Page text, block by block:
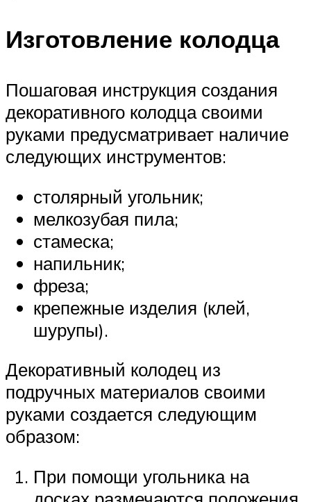
Изготовление колодца
Пошаговая инструкция создания
декоративного колодца своими
руками предусматривает наличие
следующих инструментов:
столярный угольник;
мелкозубая пила;
стамеска;
напильник;
фреза;
крепежные изделия (клей,
шурупы).
Декоративный колодец из
подручных материалов своими
руками создается следующим
образом:
При помощи угольника на